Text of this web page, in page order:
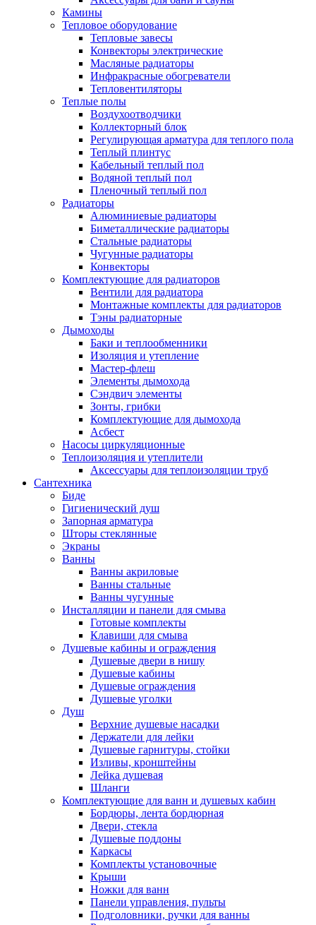
Камины
Тепловое оборудование
Тепловые завесы
Конвекторы электрические
Масляные радиаторы
Инфракрасные обогреватели
Тепловентиляторы
Теплые полы
Воздухоотводчики
Коллекторный блок
Регулирующая арматура для теплого пола
Теплый плинтус
Кабельный теплый пол
Водяной теплый пол
Пленочный теплый пол
Радиаторы
Алюминиевые радиаторы
Биметаллические радиаторы
Стальные радиаторы
Чугунные радиаторы
Конвекторы
Комплектующие для радиаторов
Вентили для радиатора
Монтажные комплекты для радиаторов
Тэны радиаторные
Дымоходы
Баки и теплообменники
Изоляция и утепление
Мастер-флеш
Элементы дымохода
Сэндвич элементы
Зонты, грибки
Комплектующие для дымохода
Асбест
Насосы циркуляционные
Теплоизоляция и утеплители
Аксессуары для теплоизоляции труб
Сантехника
Биде
Гигиенический душ
Запорная арматура
Шторы стеклянные
Экраны
Ванны
Ванны акриловые
Ванны стальные
Ванны чугунные
Инсталляции и панели для смыва
Готовые комплекты
Клавиши для смыва
Душевые кабины и ограждения
Душевые двери в нишу
Душевые кабины
Душевые ограждения
Душевые уголки
Душ
Верхние душевые насадки
Держатели для лейки
Душевые гарнитуры, стойки
Изливы, кронштейны
Лейка душевая
Шланги
Комплектующие для ванн и душевых кабин
Бордюры, лента бордюрная
Двери, стекла
Душевые поддоны
Каркасы
Комплекты установочные
Крыши
Ножки для ванн
Панели управления, пульты
Подголовники, ручки для ванны